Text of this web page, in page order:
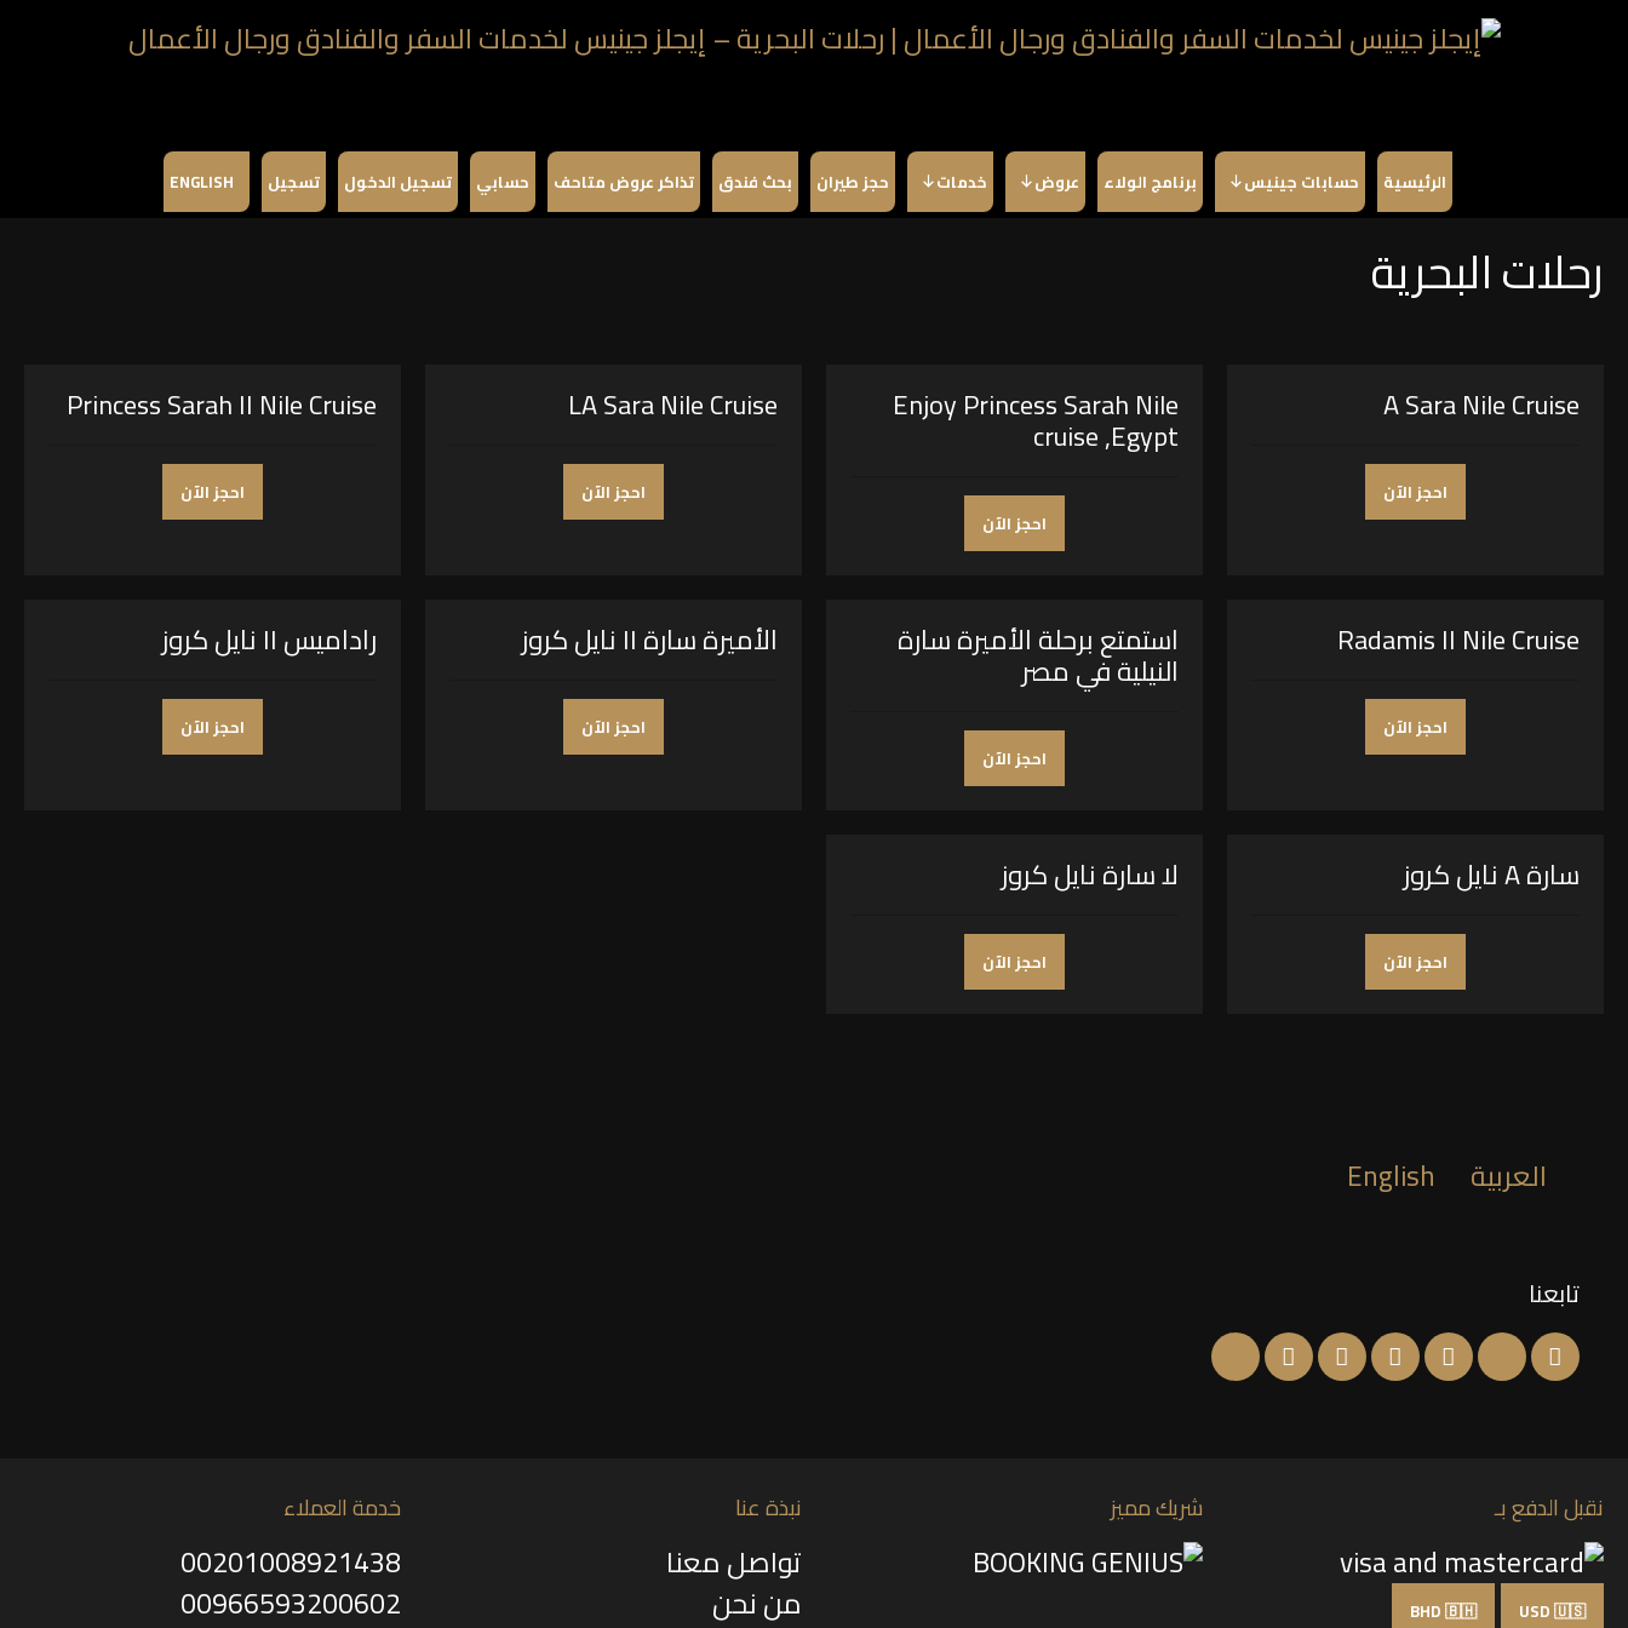
الرئيسية حسابات جينيس برنامج الولاء عروض خدمات حجز طيران بحث فندق تذاكر عروض متاحف حسابي تسجيل الدخول تسجيل ENGLISH
رحلات البحرية
A Sara Nile Cruise
احجز الآن
Enjoy Princess Sarah Nile
cruise ,Egypt
احجز الآن
LA Sara Nile Cruise
احجز الآن
Princess Sarah II Nile Cruise
احجز الآن
Radamis II Nile Cruise
احجز الآن
استمتع برحلة الأميرة سارة
النيلية في مصر
احجز الآن
الأميرة سارة II نايل كروز
احجز الآن
راداميس II نايل كروز
احجز الآن
سارة A نايل كروز
احجز الآن
لا سارة نايل كروز
احجز الآن
العربية English
تابعنا
نقبل الدفع بـ
USD 🇺🇸
BHD 🇧🇭
شريك مميز نبذة عنا
تواصل معنا
من نحن
خدمة العملاء
00201008921438
00966593200602